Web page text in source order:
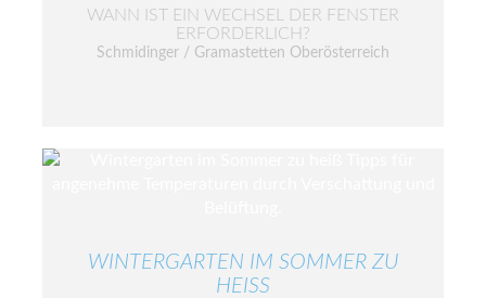
WANN IST EIN WECHSEL DER FENSTER
ERFORDERLICH?
Schmidinger / Gramastetten Oberösterreich
WINTERGARTEN IM SOMMER ZU
HEISS